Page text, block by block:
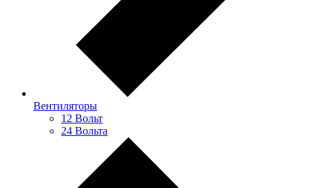
Вентиляторы
12 Вольт
24 Вольта